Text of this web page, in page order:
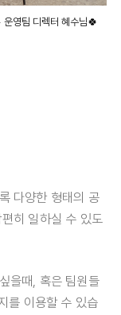
영팀 디렉터 혜수님🍀
다양한 형태의 공
히 일하실 수 있도
을때, 혹은 팀원들
를 이용할 수 있습